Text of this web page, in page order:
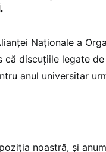
Naționale a
că discuțiile legate
anul universitar
noastră, și